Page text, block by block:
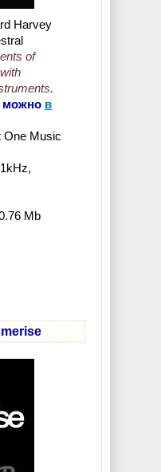
Harvey
of
with
можно в
One Music
Mb